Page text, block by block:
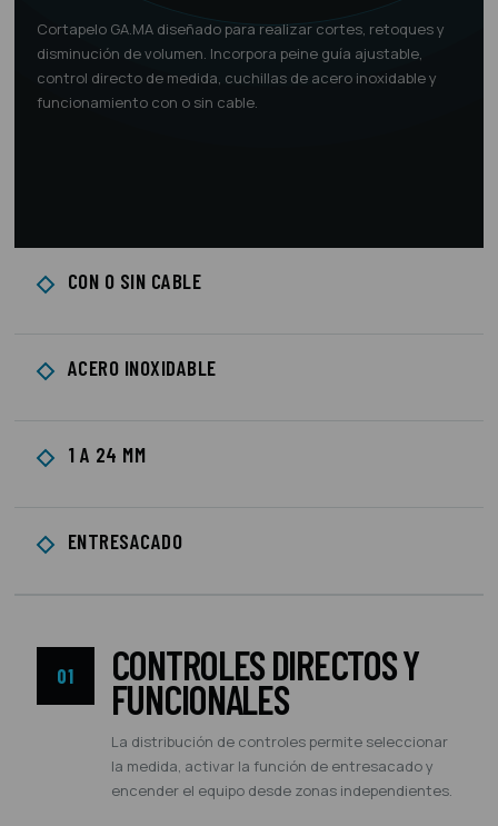
Cortapelo GA.MA diseñado para realizar cortes, retoques y
disminución de volumen. Incorpora peine guía ajustable,
control directo de medida, cuchillas de acero inoxidable y
funcionamiento con o sin cable.
CON O SIN CABLE
ACERO INOXIDABLE
1 A 24 MM
ENTRESACADO
01 CONTROLES DIRECTOS Y
FUNCIONALES
La distribución de controles permite seleccionar
la medida, activar la función de entresacado y
encender el equipo desde zonas independientes.